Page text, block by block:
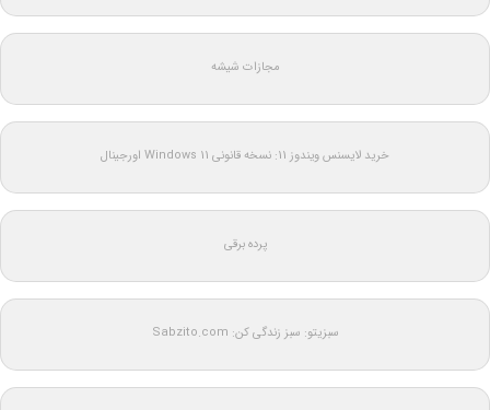
مجازات شیشه
خرید لایسنس ویندوز 11: نسخه قانونی Windows 11 اورجینال
پرده برقی
سبزیتو: سبز زندگی کن: Sabzito.com